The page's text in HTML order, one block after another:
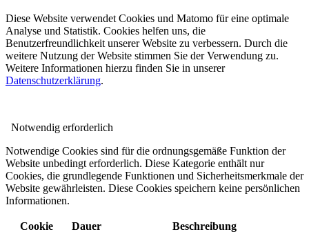
Diese Website verwendet Cookies und Matomo für eine optimale
Analyse und Statistik. Cookies helfen uns, die
Benutzerfreundlichkeit unserer Website zu verbessern. Durch die
weitere Nutzung der Website stimmen Sie der Verwendung zu.
Weitere Informationen hierzu finden Sie in unserer
Datenschutzerklärung.
Notwendig erforderlich
Notwendige Cookies sind für die ordnungsgemäße Funktion der
Website unbedingt erforderlich. Diese Kategorie enthält nur
Cookies, die grundlegende Funktionen und Sicherheitsmerkmale der
Website gewährleisten. Diese Cookies speichern keine persönlichen
Informationen.
Cookie Dauer
Beschreibung